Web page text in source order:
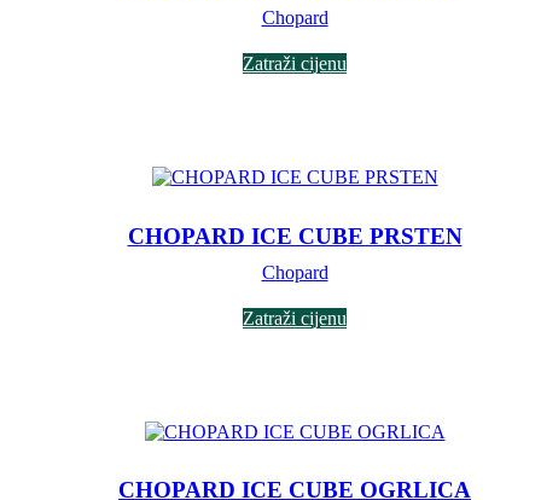
Chopard
Zatraži cijenu
CHOPARD ICE CUBE PRSTEN
Chopard
Zatraži cijenu
CHOPARD ICE CUBE OGRLICA